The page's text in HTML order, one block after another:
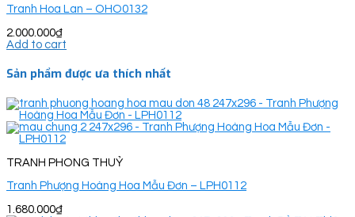
Tranh Hoa Lan – OHO0132
2.000.000₫
Add to cart
Sản phẩm được ưa thích nhất
TRANH PHONG THUỶ
Tranh Phượng Hoàng Hoa Mẫu Đơn – LPH0112
1.680.000₫